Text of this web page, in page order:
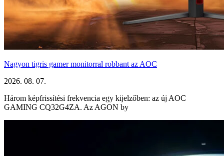
Nagyon tigris gamer monitorral robbant az AOC
2026. 08. 07.
Három képfrissítési frekvencia egy kijelzőben: az új AOC
GAMING CQ32G4ZA. Az AGON by